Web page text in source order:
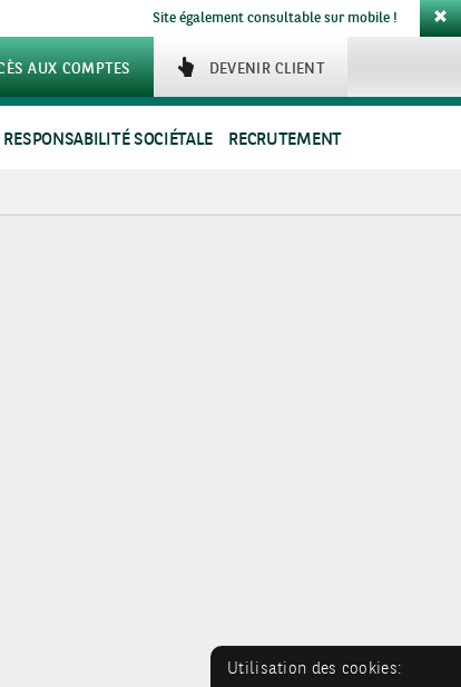
Site également consultable sur mobile !
DEVENIR CLIENT
AUX COMPTES
RESPONSABILITÉ SOCIÉTALE RECRUTEMENT
Utilisation des cookies: